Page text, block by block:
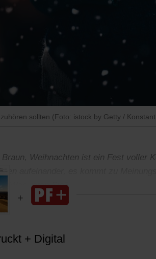
sollten (Foto: istock by Getty /
Braun, Weihnachten ist ein Fest voller
aufeinander, es kommt zu
Was raten Sie?
+ Digital